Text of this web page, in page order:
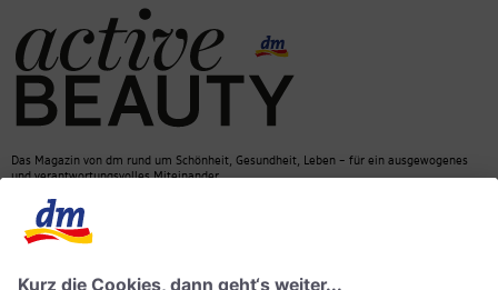
Das Magazin von dm rund um Schönheit, Gesundheit, Leben – für ein ausgewogenes
und verantwortungsvolles Miteinander.